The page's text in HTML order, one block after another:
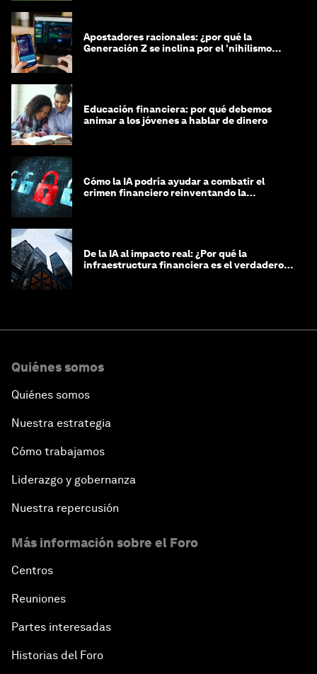
Apostadores racionales: ¿por qué la
Generación Z se inclina por el 'nihilismo
Educación financiera: por qué debemos
animar a los jóvenes a hablar de dinero
Cómo la IA podría ayudar a combatir el
crimen financiero reinventando la
De la IA al impacto real: ¿Por qué la
infraestructura financiera es el verdadero
Quiénes somos
Quiénes somos
Nuestra estrategia
Cómo trabajamos
Liderazgo y gobernanza
Nuestra repercusión
Más información sobre el Foro
Centros
Reuniones
Partes interesadas
Historias del Foro